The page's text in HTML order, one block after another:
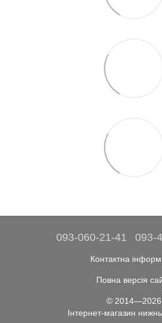
093-060-21-41 093-
Контактна
Повна версія
© 2014—2026
Інтернет-магазин